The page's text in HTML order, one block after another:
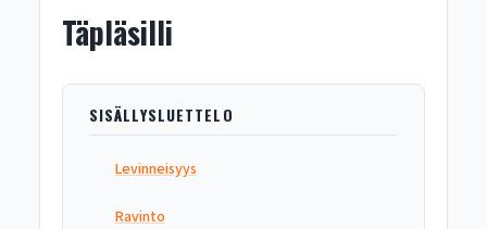
Täpläsilli
SISÄLLYSLUETTELO
Levinneisyys
Ravinto